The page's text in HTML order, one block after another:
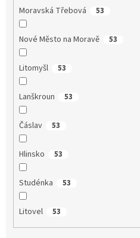
Moravská Třebová 53
Nové Město na Moravě 53
Litomyšl 53
Lanškroun 53
Čáslav 53
Hlinsko 53
Studénka 53
Litovel 53